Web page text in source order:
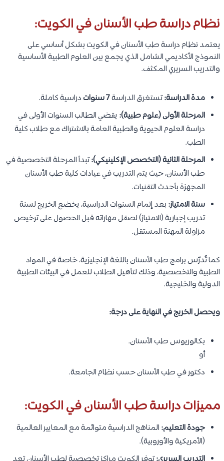
نظام دراسة طب الأسنان في الكويت:
يعتمد نظام دراسة طب الأسنان في الكويت بشكل أساسي على
النموذج الأكاديمي الشامل الذي يجمع بين العلوم الطبية الأساسية
والتدريب السريري المكثف.
مدة الدراسة:تستغرق الدراسة7 سنوات
دراسية كاملة.
المرحلة الأولى (علوم طبية): يقضي الطالب السنوات الأولى في
دراسة العلوم الحيوية والطبية العامة بالاشتراك مع طلاب كلية
الطب.
المرحلة الثانية (التخصص الإكلينيكي):تبدأ المرحلة التخصصية في
طب الأسنان، حيث يتم التدريب في عيادات كلية طب الأسنان
المجهزة بأحدث التقنيات.
سنة الامتياز: بعد إتمام السنوات الدراسية، يخضع الخريج لسنة
تدريب إجبارية (الامتياز) لصقل مهاراته قبل الحصول على ترخيص
مزاولة المهنة المستقل.
كما تُدرّس برامج طب الأسنان باللغة الإنجليزية، خاصة في المواد
الطبية والتخصصية، وذلك لتأهيل الطلاب للعمل في البيئات الطبية
الدولية والخليجية.
ويحصل الخريج في النهاية على درجة:
بكالوريوس طب الأسنان.
أو
دكتور في طب الأسنان حسب نظام الجامعة.
مميزات دراسة طب الأسنان في الكويت:
جودة التعليم: المناهج الدراسية متوائمة مع المعايير العالمية
(الأمريكية والأوروبية).